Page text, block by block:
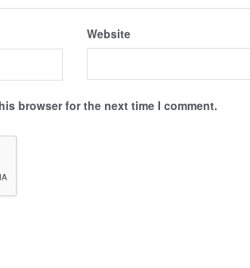
Website
browser for the next time I comment.